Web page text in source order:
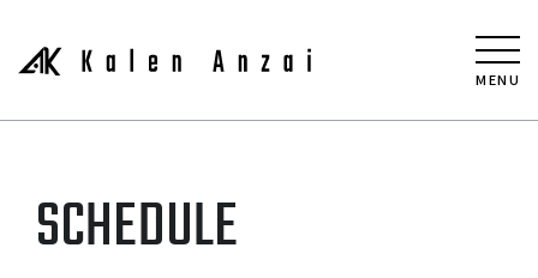
MENU
SCHEDULE